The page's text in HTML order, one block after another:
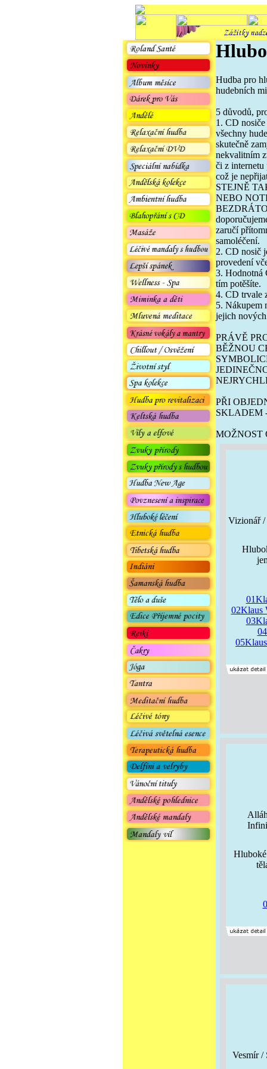
Hudba pro
hudebních
5 důvodů,
1. CD
všechny
skutečně
nekvalitním
či z internetu
což je
STEJNĚ
NEBO
zaručí
samoléčení.
2. CD nosič
provedení
3. Hodnotná
tím potěšíte.
4. CD trvale
5. Nákupem
jejich
PRÁVĚ
BĚŽNOU
PŘI
SKLADEM
MOŽNOST
Vizionář
02Klaus
Vesmír